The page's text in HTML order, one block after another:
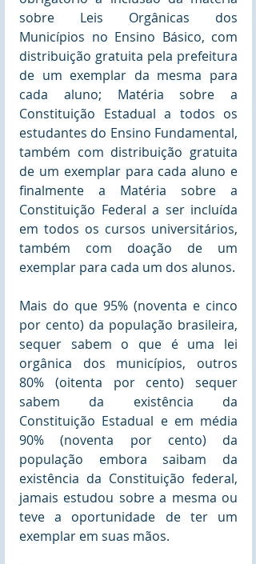
sobre Leis Orgânicas dos
Municípios no Ensino Básico, com
distribuição gratuita pela prefeitura
de um exemplar da mesma para
cada aluno; Matéria sobre a
Constituição Estadual a todos os
estudantes do Ensino Fundamental,
também com distribuição gratuita
de um exemplar para cada aluno e
finalmente a Matéria sobre a
Constituição Federal a ser incluída
em todos os cursos universitários,
também com doação de um
exemplar para cada um dos alunos.
Mais do que 95% (noventa e cinco
por cento) da população brasileira,
sequer sabem o que é uma lei
orgânica dos municípios, outros
80% (oitenta por cento) sequer
sabem da existência da
Constituição Estadual e em média
90% (noventa por cento) da
população embora saibam da
existência da Constituição federal,
jamais estudou sobre a mesma ou
teve a oportunidade de ter um
exemplar em suas mãos.